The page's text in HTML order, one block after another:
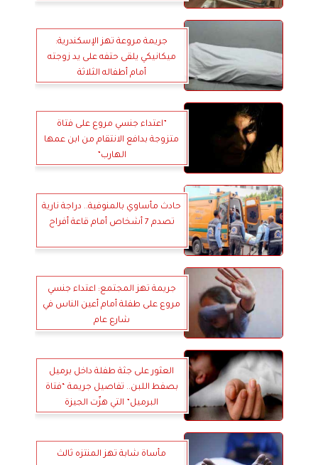
جريمة مروعة تهز الإسكندرية:
ميكانيكي يلقى حتفه على يد زوجته
أمام أطفاله الثلاثة
”اعتداء جنسي مروع على فتاة
متزوجة بدافع الانتقام من ابن عمها
الهارب”
حادث مأساوي بالمنوفية.. دراجة نارية
تصدم 7 أشخاص أمام قاعة أفراح
جريمة تهز المجتمع: اعتداء جنسي
مروع على طفلة أمام أعين الناس في
شارع عام
العثور على جثة طفلة داخل برميل
بصفط اللبن.. تفاصيل جريمة “فتاة
البرميل” التي هزّت الجيزة
مأساة شابة تهز المنتزه ثالث